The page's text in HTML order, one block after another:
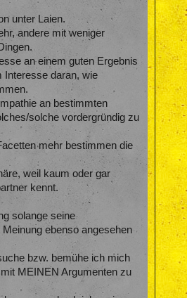
unter Laien.
andere mit weniger
an einem guten Ergebnis
Interesse daran, wie
an bestimmten
solche vordergründig zu
mehr bestimmen die
weil kaum oder gar
kennt.
solange seine
ebenso angesehen
bzw. bemühe ich mich
MEINEN Argumenten zu